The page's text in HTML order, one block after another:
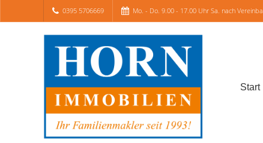
0395 5706669 Mo. - Do. 9.00 - 17.00 Uhr Sa. nach
Start